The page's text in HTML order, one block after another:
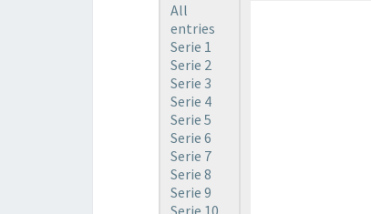
All
entries
Serie 1
Serie 2
Serie 3
Serie 4
Serie 5
Serie 6
Serie 7
Serie 8
Serie 9
Serie 10